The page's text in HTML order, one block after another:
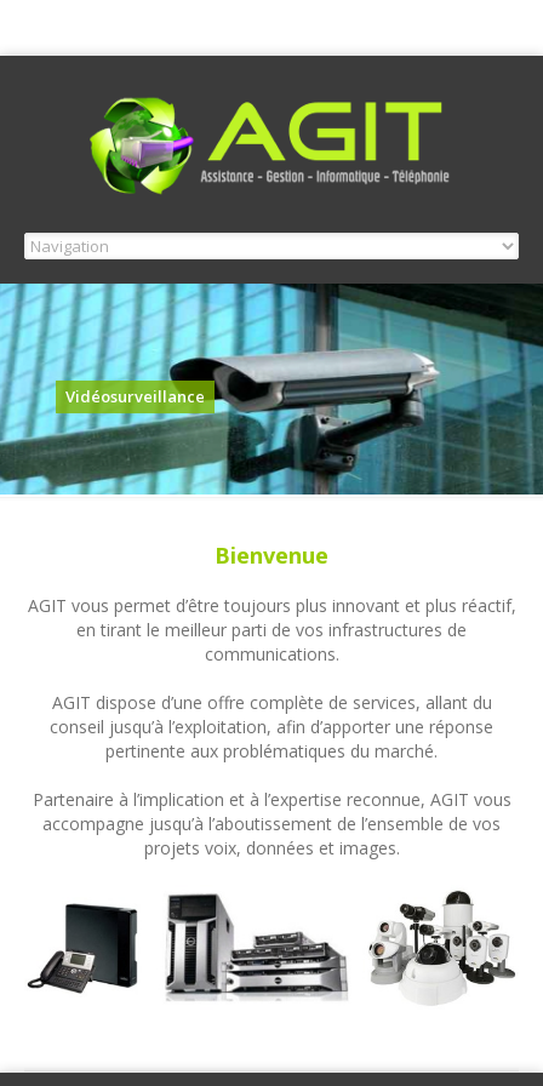
Vidéosurveillance
Bienvenue
AGIT vous permet d’être toujours plus innovant et plus réactif,
en tirant le meilleur parti de vos infrastructures de
communications.
AGIT dispose d’une offre complète de services, allant du
conseil jusqu’à l’exploitation, afin d’apporter une réponse
pertinente aux problématiques du marché.
Partenaire à l’implication et à l’expertise reconnue, AGIT vous
accompagne jusqu’à l’aboutissement de l’ensemble de vos
projets voix, données et images.